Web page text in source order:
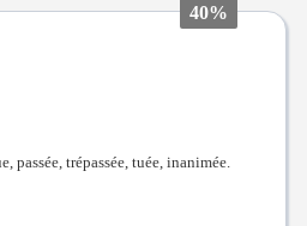
40%
passée, trépassée, tuée, inanimée.